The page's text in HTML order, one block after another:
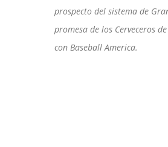
prospecto del sistema de
promesa de los Cerveceros
con Baseball America.